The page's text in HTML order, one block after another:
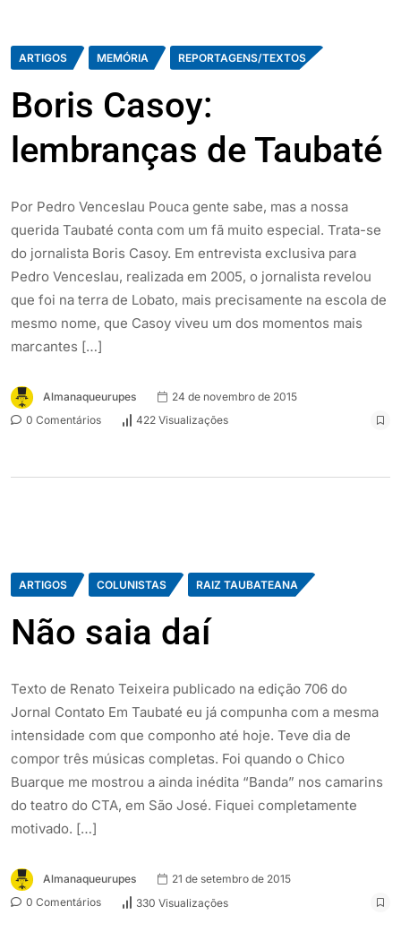
ARTIGOS MEMÓRIA REPORTAGENS/TEXTOS
Boris Casoy:
lembranças de Taubaté
Por Pedro Venceslau Pouca gente sabe, mas a nossa
querida Taubaté conta com um fã muito especial. Trata-se
do jornalista Boris Casoy. Em entrevista exclusiva para
Pedro Venceslau, realizada em 2005, o jornalista revelou
que foi na terra de Lobato, mais precisamente na escola de
mesmo nome, que Casoy viveu um dos momentos mais
marcantes […]
Almanaqueurupes
24 de novembro de 2015
0 Comentários
422 Visualizações
ARTIGOS COLUNISTAS RAIZ TAUBATEANA
Não saia daí
Texto de Renato Teixeira publicado na edição 706 do
Jornal Contato Em Taubaté eu já compunha com a mesma
intensidade com que componho até hoje. Teve dia de
compor três músicas completas. Foi quando o Chico
Buarque me mostrou a ainda inédita “Banda” nos camarins
do teatro do CTA, em São José. Fiquei completamente
motivado. […]
Almanaqueurupes
21 de setembro de 2015
0 Comentários
330 Visualizações